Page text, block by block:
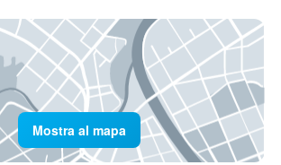
Mostra al mapa